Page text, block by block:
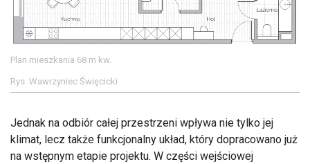
Plan mieszkania 68 m kw.
Rys. Wawrzyniec Święcicki
Jednak na odbiór całej przestrzeni wpływa nie tylko jej
klimat, lecz także funkcjonalny układ, który dopracowano już
na wstępnym etapie projektu. W części wejściowej